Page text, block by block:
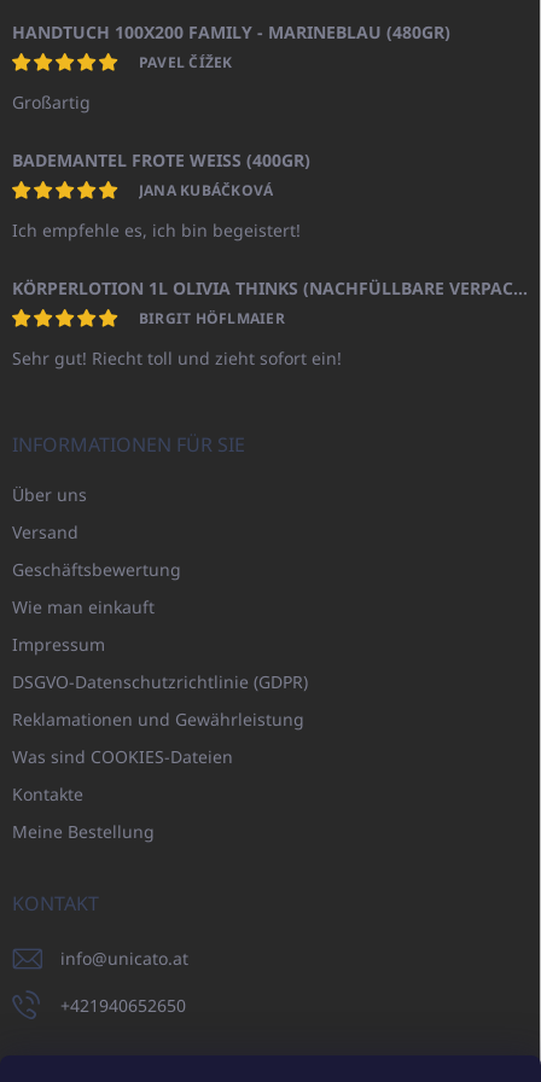
HANDTUCH 100X200 FAMILY - MARINEBLAU (480GR)
PAVEL ČÍŽEK
Großartig
BADEMANTEL FROTE WEISS (400GR)
JANA KUBÁČKOVÁ
Ich empfehle es, ich bin begeistert!
KÖRPERLOTION 1L OLIVIA THINKS (NACHFÜLLBARE VERPACKUNG)
BIRGIT HÖFLMAIER
Sehr gut! Riecht toll und zieht sofort ein!
INFORMATIONEN FÜR SIE
Über uns
Versand
Geschäftsbewertung
Wie man einkauft
Impressum
DSGVO-Datenschutzrichtlinie (GDPR)
Reklamationen und Gewährleistung
Was sind COOKIES-Dateien
Kontakte
Meine Bestellung
KONTAKT
info@unicato.at
+421940652650